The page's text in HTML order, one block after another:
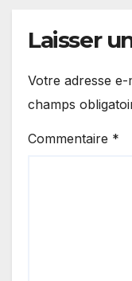
Laisser
Votre adresse
champs
Commentaire *